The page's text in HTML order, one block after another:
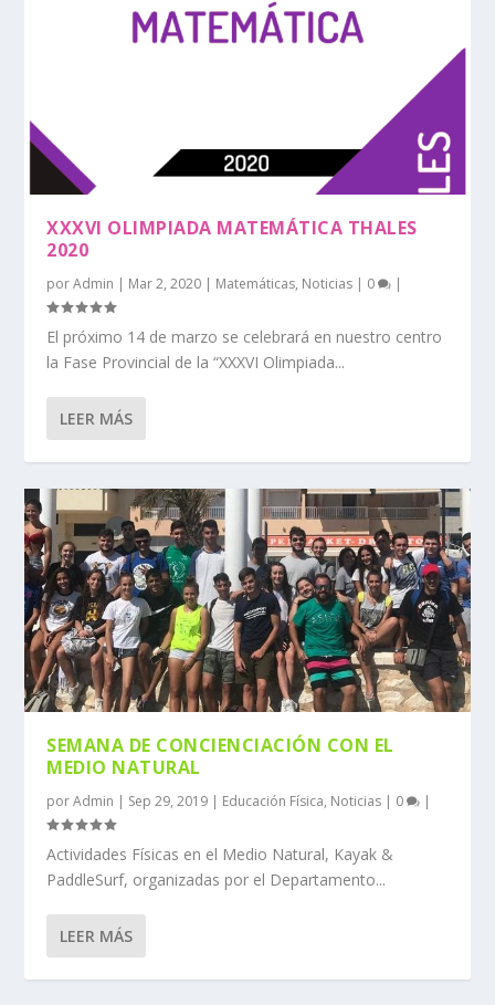
XXXVI OLIMPIADA MATEMÁTICA THALES
2020
porAdmin | Mar 2, 2020 | Matemáticas, Noticias | 0 |
El próximo 14 de marzo se celebrará en nuestro centro
la Fase Provincial de la “XXXVI Olimpiada...
LEER MÁS
SEMANA DE CONCIENCIACIÓN CON EL
MEDIO NATURAL
porAdmin | Sep 29, 2019 | Educación Física, Noticias | 0 |
Actividades Físicas en el Medio Natural, Kayak &
PaddleSurf, organizadas por el Departamento...
LEER MÁS